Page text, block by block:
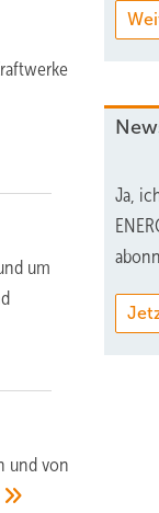
um
und von
Ja,